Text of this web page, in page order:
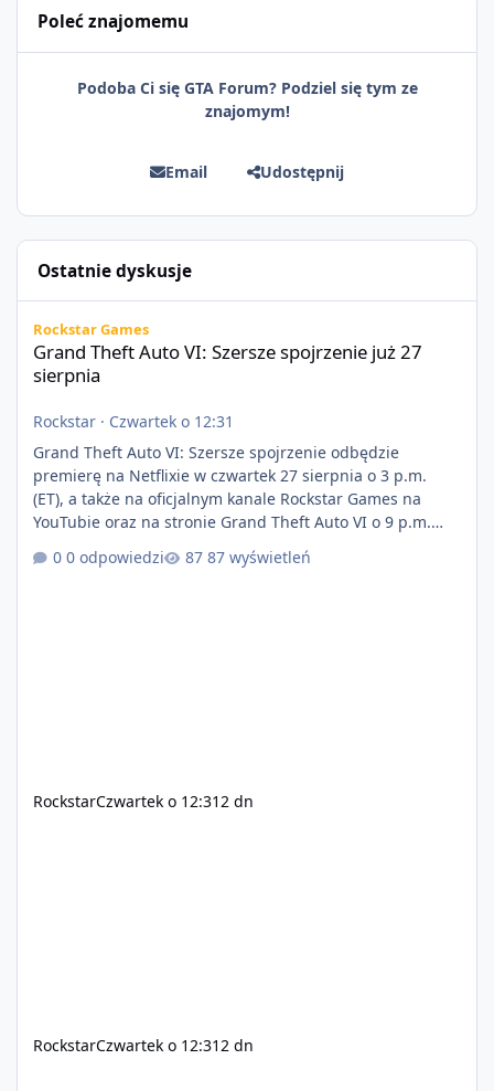
Poleć znajomemu
Podoba Ci się GTA Forum? Podziel się tym ze
znajomym!
Email Udostępnij
Ostatnie dyskusje
Rockstar Games
Grand Theft Auto VI: Szersze spojrzenie już 27
sierpnia
Rockstar · Czwartek o 12:31
Grand Theft Auto VI: Szersze spojrzenie odbędzie
premierę na Netflixie w czwartek 27 sierpnia o 3 p.m.
(ET), a także na oficjalnym kanale Rockstar Games na
YouTubie oraz na stronie Grand Theft Auto VI o 9 p.m.
(ET) 27 sierpnia. https://netflix.com/GTAVI Grand Theft
Auto VI będzie dostępne 19 listopada na PlayStation 5
0 odpowiedzi 87 wyświetleń
RockstarCzwartek o 12:31 2 dn
RockstarCzwartek o 12:31 2 dn